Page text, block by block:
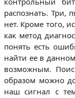
распознать. Три,
нет. Кроме того,
как метод
понять есть
найти ее в
возможным.
образом можно
наш сигнал с